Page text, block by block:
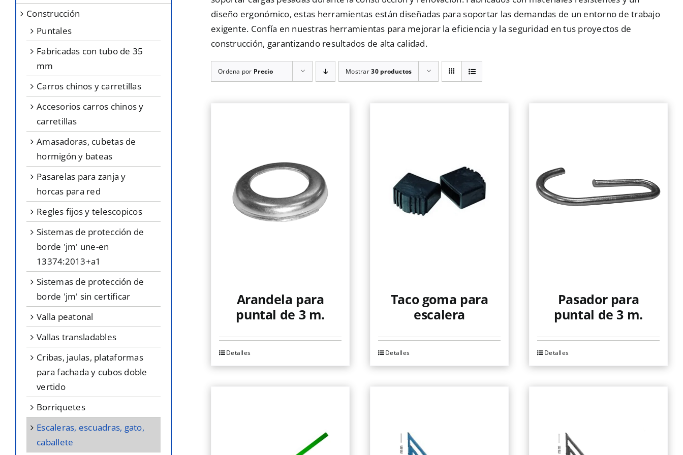
diseño ergonómico, estas herramientas están diseñadas para soportar las demandas de un entorno de trabajo
exigente. Confía en nuestras herramientas para mejorar la eficiencia y la seguridad en tus proyectos de
construcción, garantizando resultados de alta calidad.
Ordena por Precio Mostrar30 productos
Arandela para
puntal de 3 m.
Detalles
Taco goma para
escalera
Detalles
Pasador para
puntal de 3 m.
Detalles
construcción
puntales
fabricadas con tubo de 35
mm
carros chinos y carretillas
accesorios carros chinos y
carretillas
amasadoras, cubetas de
hormigón y bateas
pasarelas para zanja y
horcas para red
regles fijos y telescopicos
sistemas de protección de
borde 'jm' une-en
13374:2013+a1
sistemas de protección de
borde 'jm' sin certificar
valla peatonal
vallas transladables
cribas, jaulas, plataformas
para fachada y cubos doble
vertido
borriquetes
escaleras, escuadras, gato,
caballete